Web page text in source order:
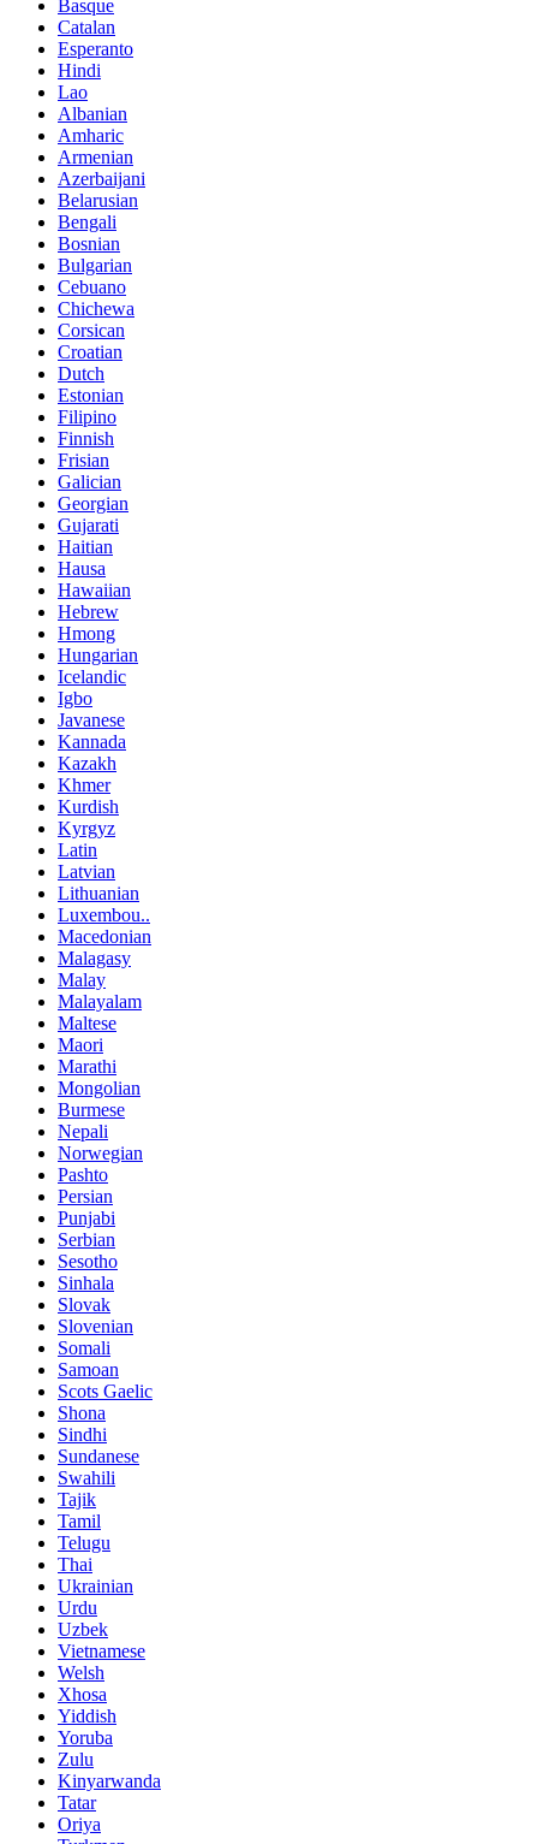
Basque
Catalan
Esperanto
Hindi
Lao
Albanian
Amharic
Armenian
Azerbaijani
Belarusian
Bengali
Bosnian
Bulgarian
Cebuano
Chichewa
Corsican
Croatian
Dutch
Estonian
Filipino
Finnish
Frisian
Galician
Georgian
Gujarati
Haitian
Hausa
Hawaiian
Hebrew
Hmong
Hungarian
Icelandic
Igbo
Javanese
Kannada
Kazakh
Khmer
Kurdish
Kyrgyz
Latin
Latvian
Lithuanian
Luxembou..
Macedonian
Malagasy
Malay
Malayalam
Maltese
Maori
Marathi
Mongolian
Burmese
Nepali
Norwegian
Pashto
Persian
Punjabi
Serbian
Sesotho
Sinhala
Slovak
Slovenian
Somali
Samoan
Scots Gaelic
Shona
Sindhi
Sundanese
Swahili
Tajik
Tamil
Telugu
Thai
Ukrainian
Urdu
Uzbek
Vietnamese
Welsh
Xhosa
Yiddish
Yoruba
Zulu
Kinyarwanda
Tatar
Oriya